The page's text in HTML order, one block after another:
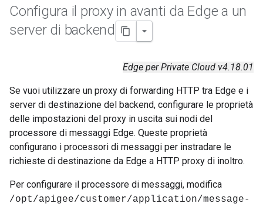
Configura il proxy in avanti da Edge a un
server di backend
Edge per Private Cloud v4.18.01
Se vuoi utilizzare un proxy di forwarding HTTP tra Edge e i
server di destinazione del backend, configurare le proprietà
delle impostazioni del proxy in uscita sui nodi del
processore di messaggi Edge. Queste proprietà
configurano i processori di messaggi per instradare le
richieste di destinazione da Edge a HTTP proxy di inoltro.
Per configurare il processore di messaggi, modifica
/opt/apigee/customer/application/message-